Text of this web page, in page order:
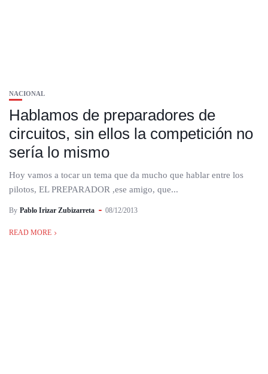
NACIONAL
Hablamos de preparadores de
circuitos, sin ellos la competición no
sería lo mismo
Hoy vamos a tocar un tema que da mucho que hablar entre los
pilotos, EL PREPARADOR ,ese amigo, que...
By Pablo Irizar Zubizarreta 08/12/2013
READ MORE